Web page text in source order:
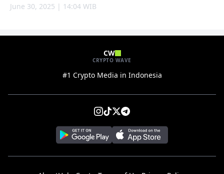
June 30, 2025 | 14:04 WIB
CW
CRYPTO WAVE
#1 Crypto Media in Indonesia